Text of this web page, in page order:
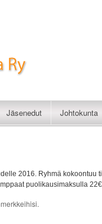
Liikunta Ry
Jäsenedut Johtokunta
2016. Ryhmä
puolikausimaksulla